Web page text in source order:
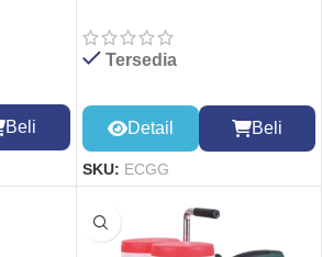
Beli
Tersedia
Detail Beli
SKU: ECGG